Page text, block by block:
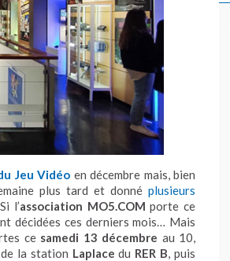
Jeu Vidéo en décembre mais, bien
plus tard et donné plusieurs
l’association MO5.COM porte ce
décidées ces derniers mois… Mais
ce samedi 13 décembre au 10,
la station Laplace du RER B, puis